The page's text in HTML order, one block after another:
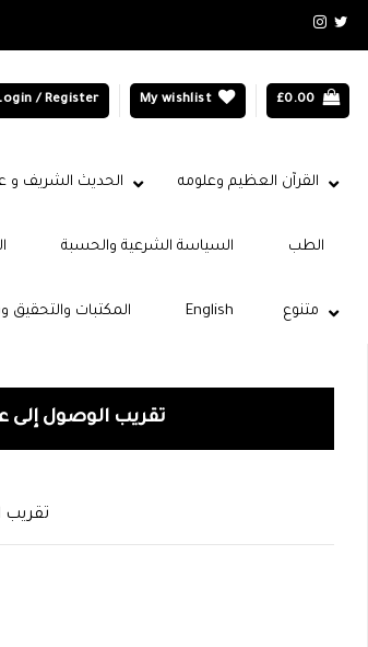
/ Register My wishlist £0.00
القرآن العظيم وعلومه الحديث الشريف و
السياسة الشرعية والحسبة الطب
المكتبات متنوع English
تقريب الوصول إلى
تقريب